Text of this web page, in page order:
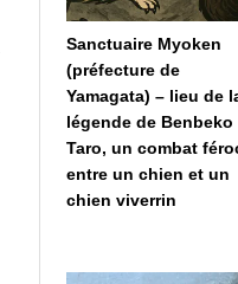
Sanctuaire Myoken
(préfecture de
Yamagata) – lieu de
légende de Benbeko
Taro, un combat
entre un chien et un
chien viverrin